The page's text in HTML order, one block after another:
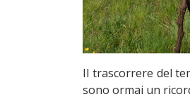
Il trascorrere del
sono ormai un